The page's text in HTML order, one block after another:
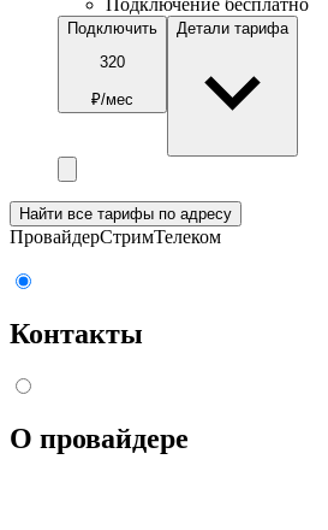
Подключение бесплатно
Подключить
320
₽/мес
Детали тарифа
Найти все тарифы по адресу
ПровайдерСтримТелеком
Контакты
О провайдере